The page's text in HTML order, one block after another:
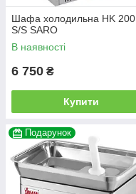
Шафа холодильна HK 200
S/S SARO
В наявності
6 750 ₴
Купити
Подарунок